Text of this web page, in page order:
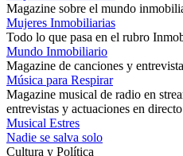
Magazine sobre el mundo
Mujeres Inmobiliarias
Todo lo que pasa en el rubro
Mundo Inmobiliario
Magazine de canciones y
Música para Respirar
Magazine musical de radio en
entrevistas y actuaciones en directo
Musical Estres
Nadie se salva solo
Cultura y Política